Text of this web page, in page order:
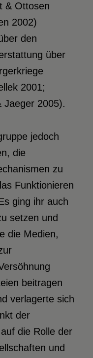
& Ottosen
2002)
den
über
2001;
Jaeger 2005).
jedoch
die
zu
Funktionieren
ging ihr auch
setzen und
die Medien,
beitragen
verlagerte sich
der
die Rolle der
und